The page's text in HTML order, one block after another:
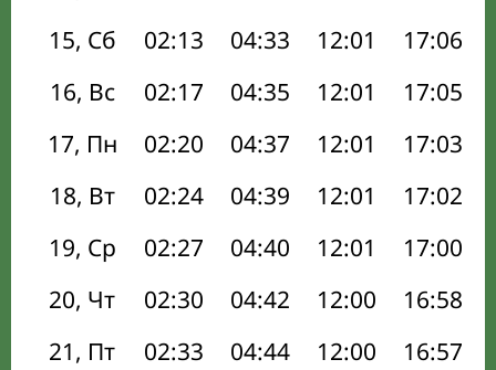
15, Сб
02:13 04:33 12:01 17:06
16, Вс
02:17 04:35 12:01 17:05
17, Пн
02:20 04:37 12:01 17:03
18, Вт
02:24 04:39 12:01 17:02
19, Ср
02:27 04:40 12:01 17:00
20, Чт
02:30 04:42 12:00 16:58
21, Пт
02:33 04:44 12:00 16:57